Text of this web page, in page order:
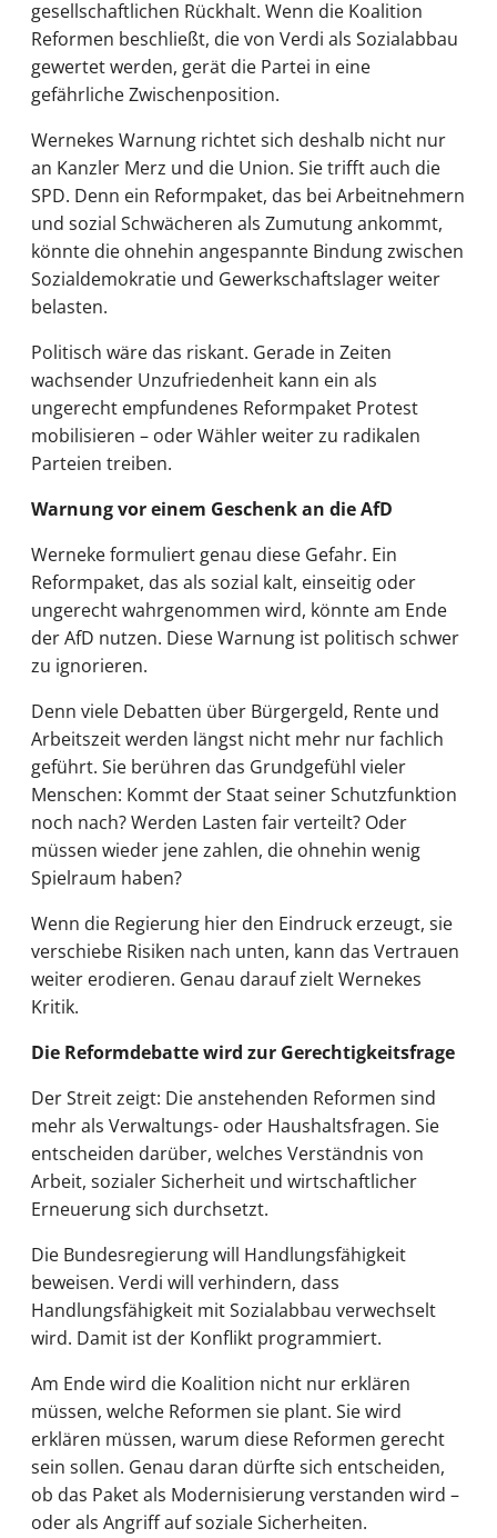
gesellschaftlichen Rückhalt. Wenn die Koalition
Reformen beschließt, die von Verdi als Sozialabbau
gewertet werden, gerät die Partei in eine
gefährliche Zwischenposition.
Wernekes Warnung richtet sich deshalb nicht nur
an Kanzler Merz und die Union. Sie trifft auch die
SPD. Denn ein Reformpaket, das bei Arbeitnehmern
und sozial Schwächeren als Zumutung ankommt,
könnte die ohnehin angespannte Bindung zwischen
Sozialdemokratie und Gewerkschaftslager weiter
belasten.
Politisch wäre das riskant. Gerade in Zeiten
wachsender Unzufriedenheit kann ein als
ungerecht empfundenes Reformpaket Protest
mobilisieren – oder Wähler weiter zu radikalen
Parteien treiben.
Warnung vor einem Geschenk an die AfD
Werneke formuliert genau diese Gefahr. Ein
Reformpaket, das als sozial kalt, einseitig oder
ungerecht wahrgenommen wird, könnte am Ende
der AfD nutzen. Diese Warnung ist politisch schwer
zu ignorieren.
Denn viele Debatten über Bürgergeld, Rente und
Arbeitszeit werden längst nicht mehr nur fachlich
geführt. Sie berühren das Grundgefühl vieler
Menschen: Kommt der Staat seiner Schutzfunktion
noch nach? Werden Lasten fair verteilt? Oder
müssen wieder jene zahlen, die ohnehin wenig
Spielraum haben?
Wenn die Regierung hier den Eindruck erzeugt, sie
verschiebe Risiken nach unten, kann das Vertrauen
weiter erodieren. Genau darauf zielt Wernekes
Kritik.
Die Reformdebatte wird zur Gerechtigkeitsfrage
Der Streit zeigt: Die anstehenden Reformen sind
mehr als Verwaltungs- oder Haushaltsfragen. Sie
entscheiden darüber, welches Verständnis von
Arbeit, sozialer Sicherheit und wirtschaftlicher
Erneuerung sich durchsetzt.
Die Bundesregierung will Handlungsfähigkeit
beweisen. Verdi will verhindern, dass
Handlungsfähigkeit mit Sozialabbau verwechselt
wird. Damit ist der Konflikt programmiert.
Am Ende wird die Koalition nicht nur erklären
müssen, welche Reformen sie plant. Sie wird
erklären müssen, warum diese Reformen gerecht
sein sollen. Genau daran dürfte sich entscheiden,
ob das Paket als Modernisierung verstanden wird –
oder als Angriff auf soziale Sicherheiten.